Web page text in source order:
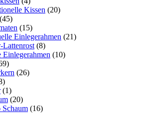
Kissen (20)
(45)
(15)
Einlegerahmen (21)
Lattenrost (8)
Einlegerahmen (10)
(26)
(1)
(20)
Schaum (16)